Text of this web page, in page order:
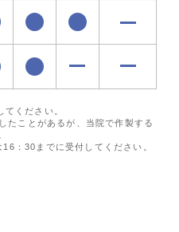
ください。
たことがあるが、当院で作製する
：30までに受付してください。